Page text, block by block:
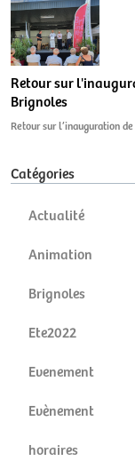
Retour sur
Brignoles
Retour sur l’inauguration
Catégories
Actualité
Animation
Brignoles
Ete2022
Evenement
Evènement
horaires